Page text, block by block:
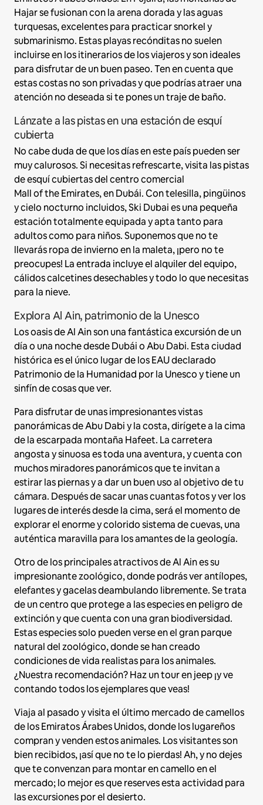
Hajar se fusionan con la arena dorada y las aguas
turquesas, excelentes para practicar snorkel y
submarinismo. Estas playas recónditas no suelen
incluirse en los itinerarios de los viajeros y son ideales
para disfrutar de un buen paseo. Ten en cuenta que
estas costas no son privadas y que podrías atraer una
atención no deseada si te pones un traje de baño.
Lánzate a las pistas en una estación de esquí
cubierta
No cabe duda de que los días en este país pueden ser
muy calurosos. Si necesitas refrescarte, visita las pistas
de esquí cubiertas del centro comercial
Mall of the Emirates, en Dubái. Con telesilla, pingüinos
y cielo nocturno incluidos, Ski Dubai es una pequeña
estación totalmente equipada y apta tanto para
adultos como para niños. Suponemos que no te
llevarás ropa de invierno en la maleta, ¡pero no te
preocupes! La entrada incluye el alquiler del equipo,
cálidos calcetines desechables y todo lo que necesitas
para la nieve.
Explora Al Ain, patrimonio de la Unesco
Los oasis de Al Ain son una fantástica excursión de un
día o una noche desde Dubái o Abu Dabi. Esta ciudad
histórica es el único lugar de los EAU declarado
Patrimonio de la Humanidad por la Unesco y tiene un
sinfín de cosas que ver.
Para disfrutar de unas impresionantes vistas
panorámicas de Abu Dabi y la costa, dirígete a la cima
de la escarpada montaña Hafeet. La carretera
angosta y sinuosa es toda una aventura, y cuenta con
muchos miradores panorámicos que te invitan a
estirar las piernas y a dar un buen uso al objetivo de tu
cámara. Después de sacar unas cuantas fotos y ver los
lugares de interés desde la cima, será el momento de
explorar el enorme y colorido sistema de cuevas, una
auténtica maravilla para los amantes de la geología.
Otro de los principales atractivos de Al Ain es su
impresionante zoológico, donde podrás ver antílopes,
elefantes y gacelas deambulando libremente. Se trata
de un centro que protege a las especies en peligro de
extinción y que cuenta con una gran biodiversidad.
Estas especies solo pueden verse en el gran parque
natural del zoológico, donde se han creado
condiciones de vida realistas para los animales.
¿Nuestra recomendación? Haz un tour en jeep ¡y ve
contando todos los ejemplares que veas!
Viaja al pasado y visita el último mercado de camellos
de los Emiratos Árabes Unidos, donde los lugareños
compran y venden estos animales. Los visitantes son
bien recibidos, ¡así que no te lo pierdas! Ah, y no dejes
que te convenzan para montar en camello en el
mercado; lo mejor es que reserves esta actividad para
las excursiones por el desierto.